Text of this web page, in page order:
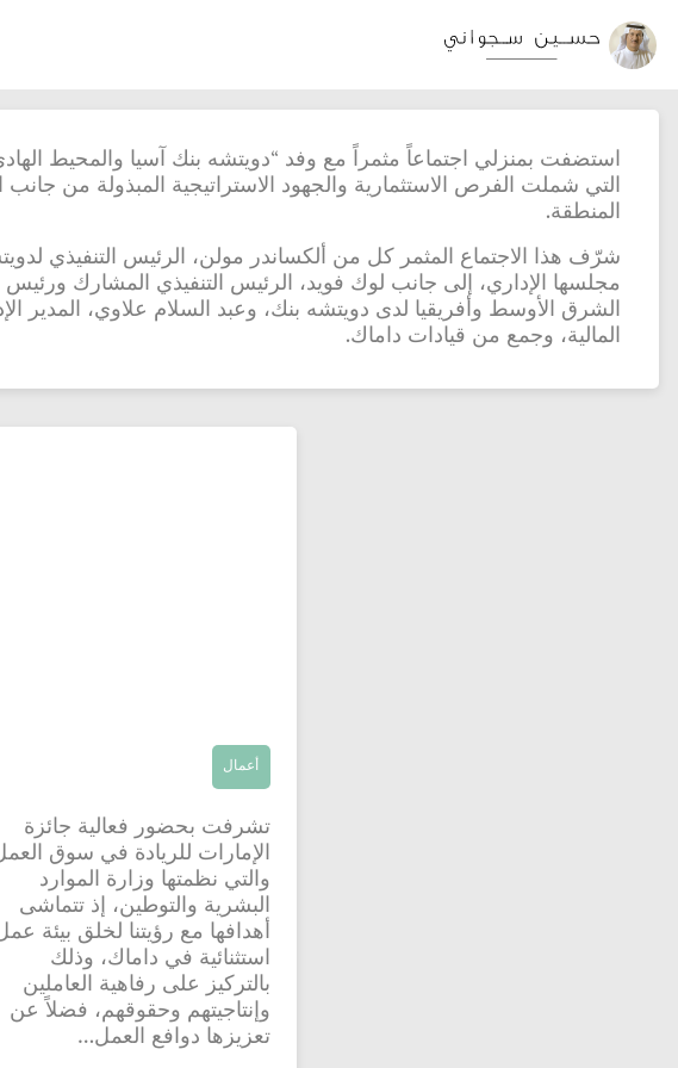
استضفت بمنزلي اجتماعاً مثمراً مع وفد “دويتشه بنك آسيا والمحيط
التي شملت الفرص الاستثمارية والجهود الاستراتيجية المبذولة من جانب
المنطقة.
شرّف هذا الاجتماع المثمر كل من ألكساندر مولن، الرئيس التنفيذي
مجلسها الإداري، إلى جانب لوك فويد، الرئيس التنفيذي المشارك
المالية، وجمع من قيادات داماك.
أعمال
تشرفت بحضور فعالية جائزة
الإمارات للريادة في سوق
والتي نظمتها وزارة الموارد
البشرية والتوطين، إذ تتماشى
أهدافها مع رؤيتنا لخلق بيئة
استثنائية في داماك، وذلك
بالتركيز على رفاهية العاملين
وإنتاجيتهم وحقوقهم، فضلاً عن
تعزيزها دوافع العمل…